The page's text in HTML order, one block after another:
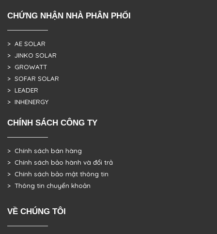
CHỨNG NHẬN NHÀ PHÂN PHỐI
> AE SOLAR
> JINKO SOLAR
> GROWATT
> SOFAR SOLAR
> LEADER
> INHENERGY
CHÍNH SÁCH CÔNG TY
> Chính sách bán hàng
> Chính sách bảo hành và đổi trả
> Chính sách bảo mật thông tin
> Thông tin chuyển khoản
VỀ CHÚNG TÔI